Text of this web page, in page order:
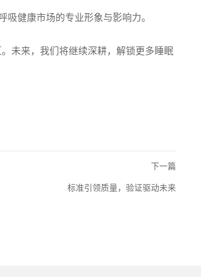
健康市场的专业形象与影响力。
未来，我们将继续深耕，解锁更多睡眠
下一篇
标准引领质量，验证驱动未来